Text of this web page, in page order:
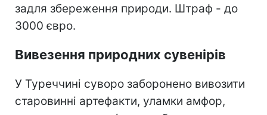
задля збереження природи. Штраф - до
3000 євро.
Вивезення природних сувенірів
У Туреччині суворо заборонено вивозити
старовинні артефакти, уламки амфор,